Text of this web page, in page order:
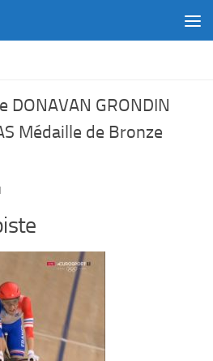
DONAVAN GRONDIN
Médaille de Bronze